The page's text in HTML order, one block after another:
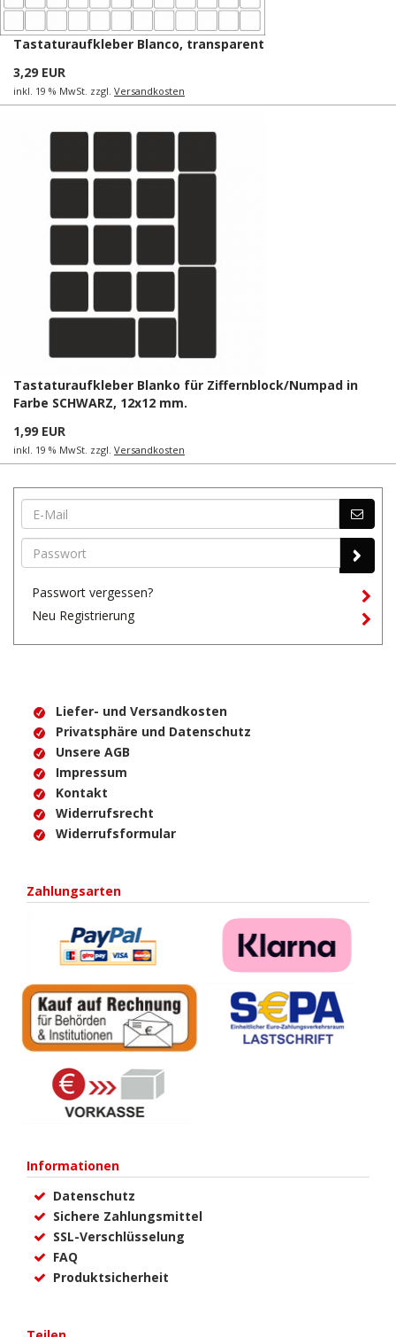
Tastaturaufkleber Blanco, transparent
3,29 EUR
inkl. 19 % MwSt. zzgl. Versandkosten
Tastaturaufkleber Blanko für Ziffernblock/Numpad in
Farbe SCHWARZ, 12x12 mm.
1,99 EUR
inkl. 19 % MwSt. zzgl. Versandkosten
Passwort vergessen?
Neu Registrierung
Liefer- und Versandkosten
Privatsphäre und Datenschutz
Unsere AGB
Impressum
Kontakt
Widerrufsrecht
Widerrufsformular
Zahlungsarten
Informationen
Datenschutz
Sichere Zahlungsmittel
SSL-Verschlüsselung
FAQ
Produktsicherheit